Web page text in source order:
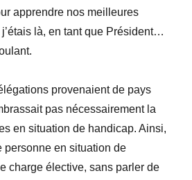
apprendre nos meilleures
là, en tant que Président…
provenaient de pays
pas nécessairement la
en situation de handicap. Ainsi,
personne en situation de
charge élective, sans parler de